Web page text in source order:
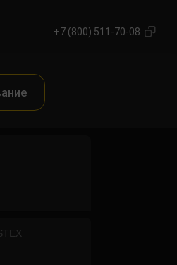
+7 (800) 511-70-08